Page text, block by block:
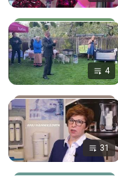
4
31